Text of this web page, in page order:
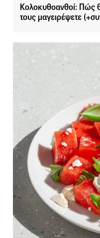
Κολοκυθοανθοί: Πώς
τους μαγειρέψετε